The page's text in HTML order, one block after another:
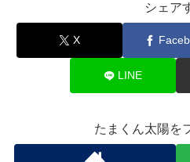
シェア
X
LINE
たまくん太陽を